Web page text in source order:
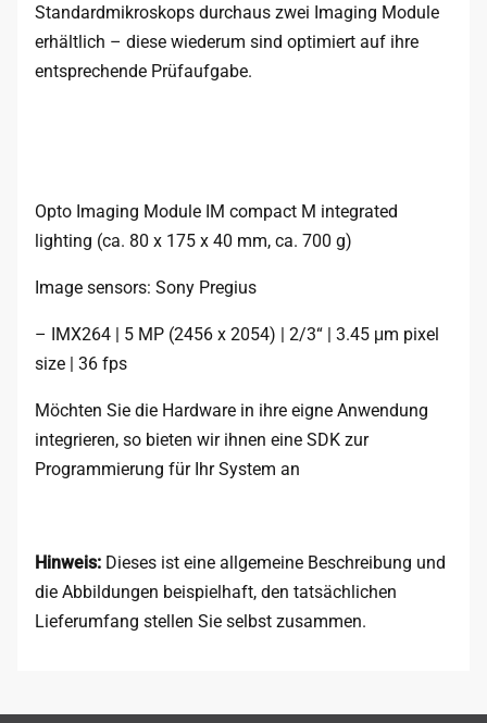
Standardmikroskops durchaus zwei Imaging Module
erhältlich – diese wiederum sind optimiert auf ihre
entsprechende Prüfaufgabe.
Opto Imaging Module IM compact M integrated
lighting (ca. 80 x 175 x 40 mm, ca. 700 g)
Image sensors: Sony Pregius
– IMX264 | 5 MP (2456 x 2054) | 2/3“ | 3.45 μm pixel
size | 36 fps
Möchten Sie die Hardware in ihre eigne Anwendung
integrieren, so bieten wir ihnen eine SDK zur
Programmierung für Ihr System an
Hinweis: Dieses ist eine allgemeine Beschreibung und
die Abbildungen beispielhaft, den tatsächlichen
Lieferumfang stellen Sie selbst zusammen.